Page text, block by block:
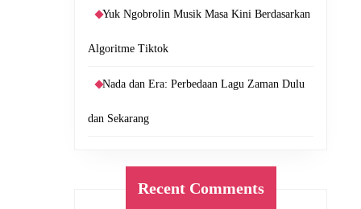
Yuk Ngobrolin Musik Masa Kini Berdasarkan
Algoritme Tiktok
Nada dan Era: Perbedaan Lagu Zaman Dulu
dan Sekarang
Recent Comments